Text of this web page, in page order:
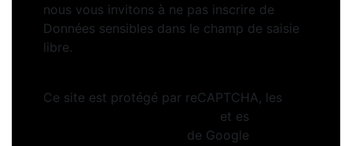
nous vous invitons à ne pas inscrire de
Données sensibles dans le champ de saisie
libre.
Ce site est protégé par reCAPTCHA, les
et es
de Google